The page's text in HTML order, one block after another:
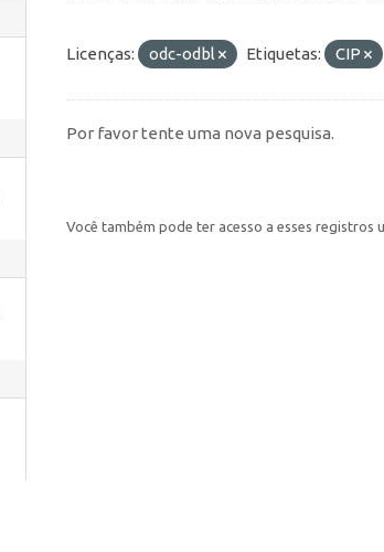
Licenças: odc-odbl Etiquetas: CIP
Por favor tente uma nova pesquisa.
Você também pode ter acesso a esses registros